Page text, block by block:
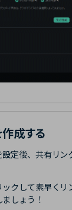
成する
定後、共有リン
ックして素早く
しょう！